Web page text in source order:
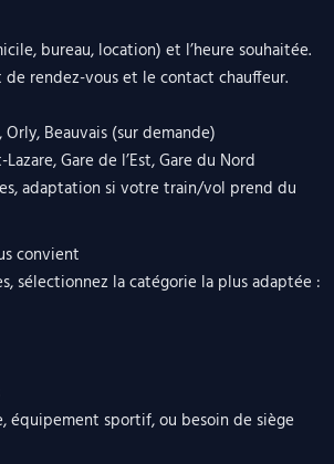
bureau, location) et l’heure souhaitée.
rendez-vous et le contact chauffeur.
Beauvais (sur demande)
Gare de l’Est, Gare du Nord
adaptation si votre train/vol prend du
convient
sélectionnez la catégorie la plus adaptée :
équipement sportif, ou besoin de siège